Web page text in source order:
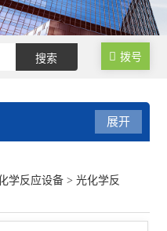
拨号
展开
学反应设备 >光化学反